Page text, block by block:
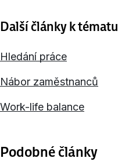
Další články k tématu
Hledání práce
Nábor zaměstnanců
Work-life balance
Podobné články